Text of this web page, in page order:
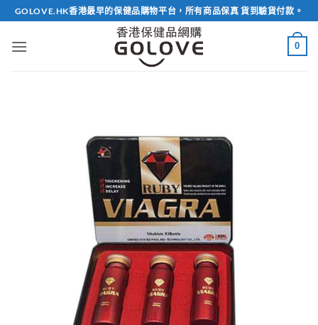
Skip
to
content
GOLOVE.HK香港最早的保健品購物平台，所有商品保真 貨到驗貨付款。
0